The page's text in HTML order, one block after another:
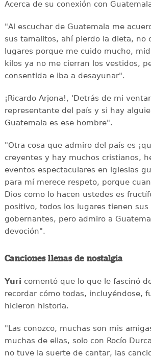
Acerca de su conexión con
"Al escuchar de Guatemala me
sus tamalitos, ahí pierdo la dieta, no
lugares porque me cuido mucho,
kilos ya no me cierran los vestidos,
consentida e iba a desayunar".
¡Ricardo Arjona!, 'Detrás de mi
representante del país y si hay
Guatemala es ese hombre".
"Otra cosa que admiro del país es
creyentes y hay muchos cristianos,
eventos espectaculares en iglesias
para mí merece respeto, porque
Dios como lo hacen ustedes es
positivo, todos los lugares tienen sus
gobernantes, pero admiro a
devoción".
Canciones llenas de nostalgia
Yuri comentó que lo que le fascinó
recordar cómo todas, incluyéndose,
hicieron historia.
"Las conozco, muchas son mis
muchas de ellas, solo con Rocío
no tuve la suerte de cantar, las